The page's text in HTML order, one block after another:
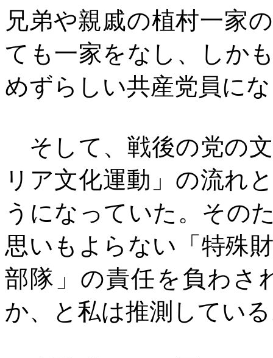
兄弟や親戚の植村一家
ても一家をなし、しか
めずらしい共産党員に
そして、戦後の党の
リア文化運動」の流れ
うになっていた。その
思いもよらない「特殊
部隊」の責任を負わさ
か、と私は推測してい